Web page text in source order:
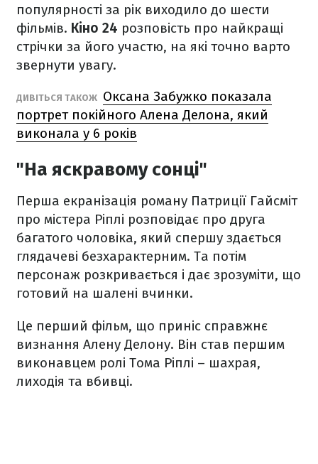
популярності за рік виходило до шести
фільмів. Кіно 24 розповість про найкращі
стрічки за його участю, на які точно варто
звернути увагу.
ДИВІТЬСЯ ТАКОЖ Оксана Забужко показала
портрет покійного Алена Делона, який
виконала у 6 років
"На яскравому сонці"
Перша екранізація роману Патриції Гайсміт
про містера Ріплі розповідає про друга
багатого чоловіка, який спершу здається
глядачеві безхарактерним. Та потім
персонаж розкривається і дає зрозуміти, що
готовий на шалені вчинки.
Це перший фільм, що приніс справжнє
визнання Алену Делону. Він став першим
виконавцем ролі Тома Ріплі – шахрая,
лиходія та вбивці.